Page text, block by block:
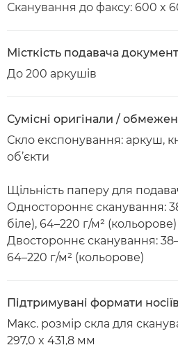
Сканування до факсу: 600 x
Місткість подавача
До 200 аркушів
Сумісні оригінали /
Скло експонування: аркуш,
об’єкти
Щільність паперу для
Одностороннє сканування:
біле), 64–220 г/м² (кольорове)
Двостороннє сканування:
64–220 г/м² (кольорове)
Підтримувані формати носіїв
Макс. розмір скла для
297,0 x 431,8 мм